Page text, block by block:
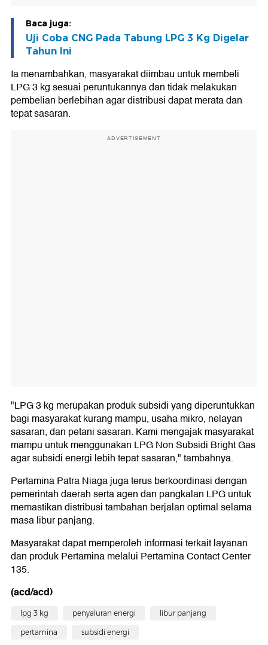
Baca juga:
Uji Coba CNG Pada Tabung LPG 3 Kg Digelar
Tahun Ini
Ia menambahkan, masyarakat diimbau untuk membeli
LPG 3 kg sesuai peruntukannya dan tidak melakukan
pembelian berlebihan agar distribusi dapat merata dan
tepat sasaran.
ADVERTISEMENT
"LPG 3 kg merupakan produk subsidi yang diperuntukkan
bagi masyarakat kurang mampu, usaha mikro, nelayan
sasaran, dan petani sasaran. Kami mengajak masyarakat
mampu untuk menggunakan LPG Non Subsidi Bright Gas
agar subsidi energi lebih tepat sasaran," tambahnya.
Pertamina Patra Niaga juga terus berkoordinasi dengan
pemerintah daerah serta agen dan pangkalan LPG untuk
memastikan distribusi tambahan berjalan optimal selama
masa libur panjang.
Masyarakat dapat memperoleh informasi terkait layanan
dan produk Pertamina melalui Pertamina Contact Center
135.
(acd/acd)
lpg 3 kg penyaluran energi libur panjang
pertamina subsidi energi